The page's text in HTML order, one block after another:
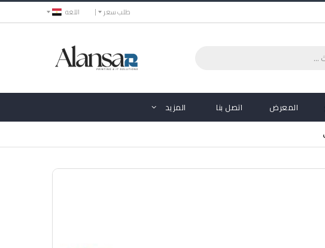
اللغه طلب سعر
المعرض اتصل بنا المزيد